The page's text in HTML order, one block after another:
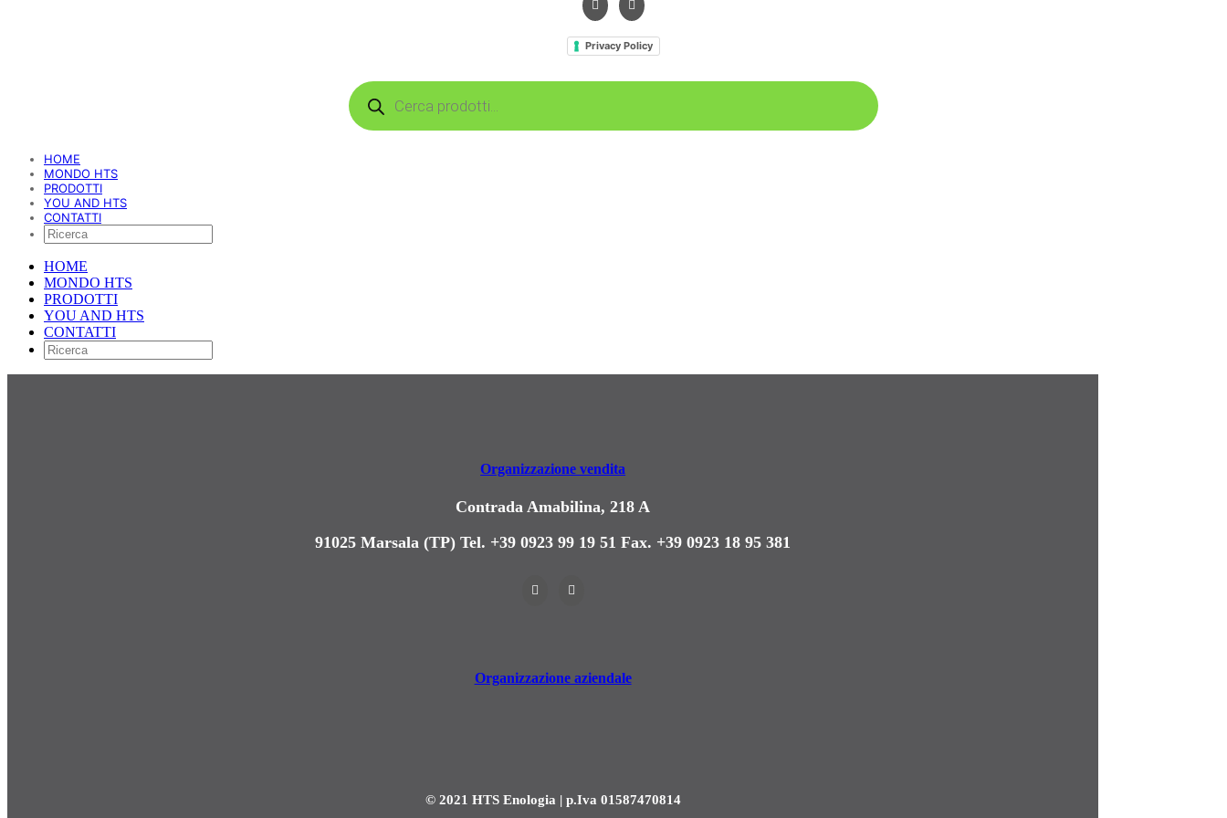
Privacy Policy
Products
search
HOME
MONDO HTS
PRODOTTI
YOU AND HTS
CONTATTI
HOME
MONDO HTS
PRODOTTI
YOU AND HTS
CONTATTI
Organizzazione vendita
Contrada Amabilina, 218 A
91025 Marsala (TP) Tel. +39 0923 99 19 51 Fax. +39 0923 18 95 381
Organizzazione aziendale
© 2021 HTS Enologia | p.Iva 01587470814